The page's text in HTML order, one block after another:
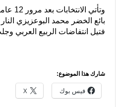
وتأتي
بائع الخضر محمد البوعزيزي
فتيل انتفاضات الربيع العربي
شارك هذا الموضوع:
فيس بوك X